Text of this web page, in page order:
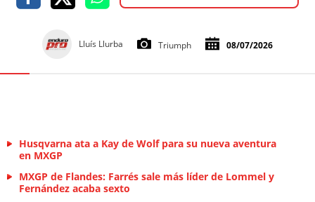
Lluís Llurba Triumph 08/07/2026
Husqvarna ata a Kay de Wolf para su nueva aventura
en MXGP
MXGP de Flandes: Farrés sale más líder de Lommel y
Fernández acaba sexto